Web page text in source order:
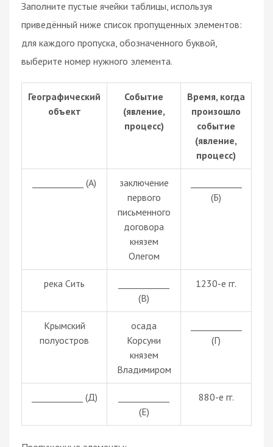
Заполните пустые ячейки таблицы, используя
приведённый ниже список пропущенных элементов:
для каждого пропуска, обозначенного буквой,
выберите номер нужного элемента.
Географический
объект
Событие
(явление,
процесс)
Время, когда
произошло
событие
(явление,
процесс)
____________ (А)
заключение
первого
письменного
договора
князем
Олегом
(Б)
река Сить
(В)
1230-е гг.
Крымский
полуостров
осада
Корсуни
князем
Владимиром
(Г)
____________ (Д)
(Е)
880-е гг.